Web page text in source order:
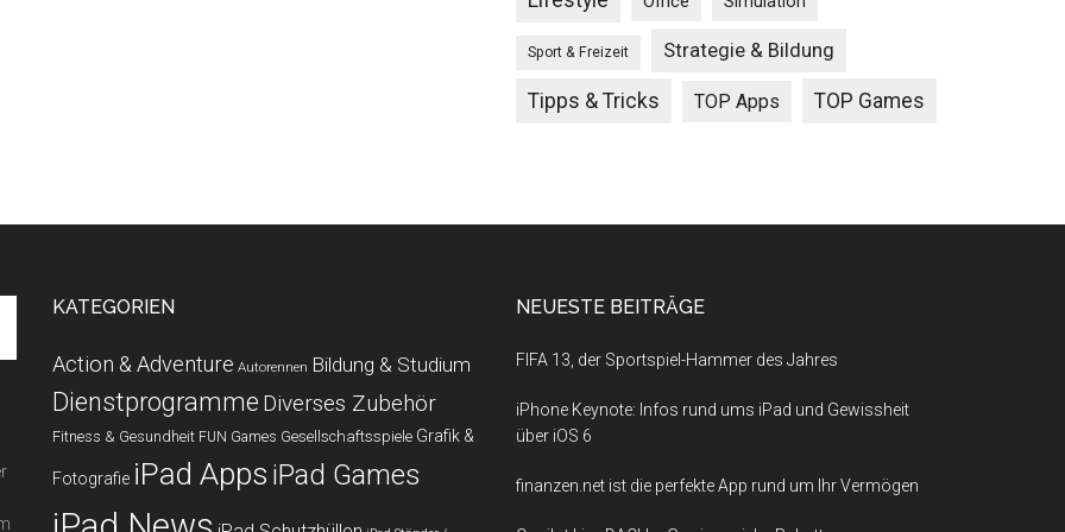
Sport & Freizeit Strategie & Bildung
Tipps & Tricks TOP Apps TOP Games
KATEGORIEN
Action & Adventure Autorennen Bildung & Studium
Dienstprogramme Diverses Zubehör
Fitness & Gesundheit FUN Games Gesellschaftsspiele Grafik &
Fotografie iPad Apps iPad Games
NEUESTE BEITRÄGE
FIFA 13, der Sportspiel-Hammer des Jahres
iPhone Keynote: Infos rund ums iPad und Gewissheit
über iOS 6
finanzen.net ist die perfekte App rund um Ihr Vermögen